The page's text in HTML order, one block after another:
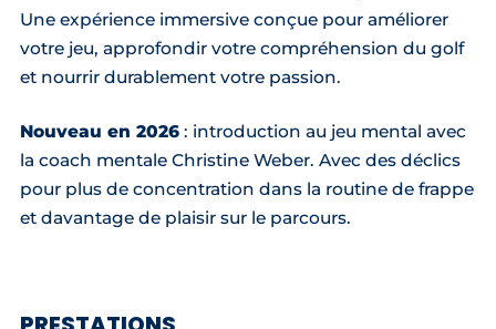
Une expérience immersive conçue pour améliorer
votre jeu, approfondir votre compréhension du golf
et nourrir durablement votre passion.
Nouveau en 2026: introduction au jeu mental avec
la coach mentale Christine Weber. Avec des déclics
pour plus de concentration dans la routine de frappe
et davantage de plaisir sur le parcours.